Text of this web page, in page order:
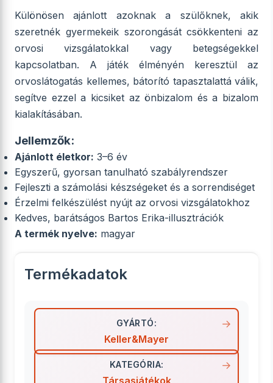
Különösen ajánlott azoknak a szülőknek, akik
szeretnék gyermekeik szorongását csökkenteni az
orvosi vizsgálatokkal vagy betegségekkel
kapcsolatban. A játék élményén keresztül az
orvoslátogatás kellemes, bátorító tapasztalattá válik,
segítve ezzel a kicsiket az önbizalom és a bizalom
kialakításában.
Jellemzők:
Ajánlott életkor: 3–6 év
Egyszerű, gyorsan tanulható szabályrendszer
Fejleszti a számolási készségeket és a sorrendiséget
Érzelmi felkészülést nyújt az orvosi vizsgálatokhoz
Kedves, barátságos Bartos Erika-illusztrációk
A termék nyelve: magyar
Termékadatok
GYÁRTÓ:
Keller&Mayer
KATEGÓRIA:
Társasjátékok